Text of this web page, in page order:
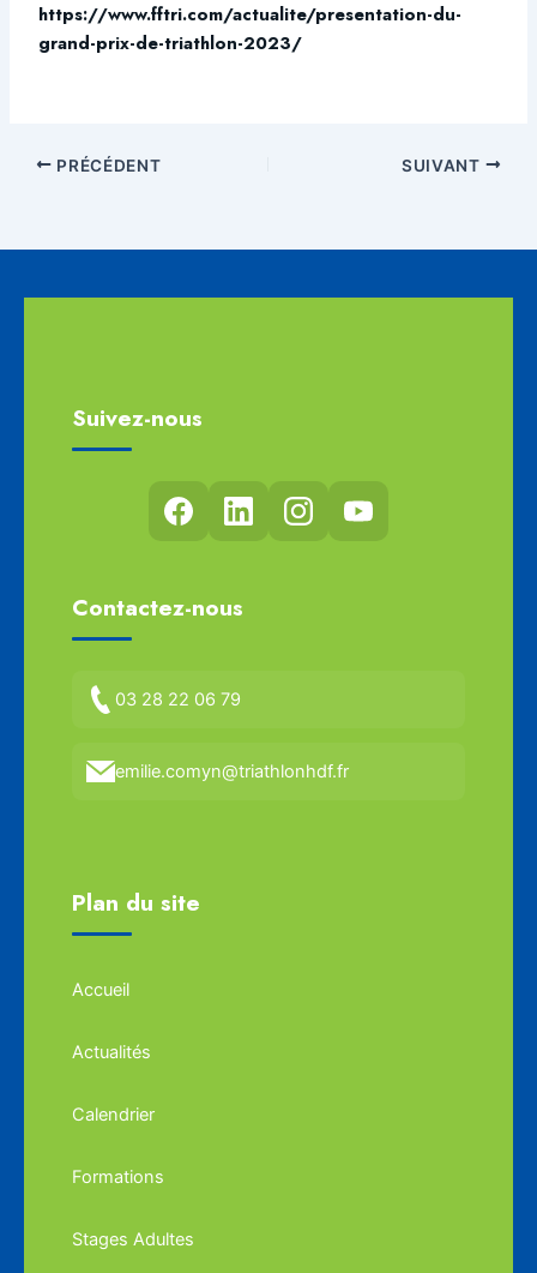
https://www.fftri.com/actualite/presentation-du-
grand-prix-de-triathlon-2023/
PRÉCÉDENT SUIVANT
Suivez-nous
Contactez-nous
03 28 22 06 79
emilie.comyn@triathlonhdf.fr
Plan du site
Accueil
Actualités
Calendrier
Formations
Stages Adultes